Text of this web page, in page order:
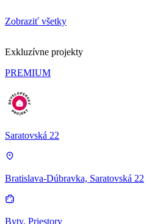
Zobraziť všetky
Exkluzívne projekty
PREMIUM
Saratovská 22
Bratislava-Dúbravka, Saratovská 22
Byty, Priestory